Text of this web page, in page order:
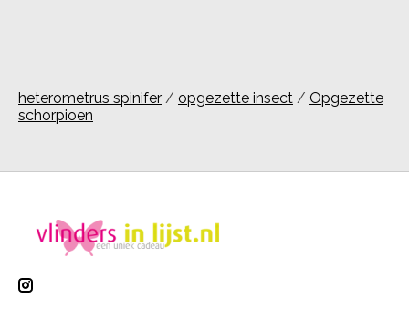
heterometrus spinifer / opgezette insect / Opgezette
schorpioen